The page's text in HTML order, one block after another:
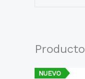
NUEVO